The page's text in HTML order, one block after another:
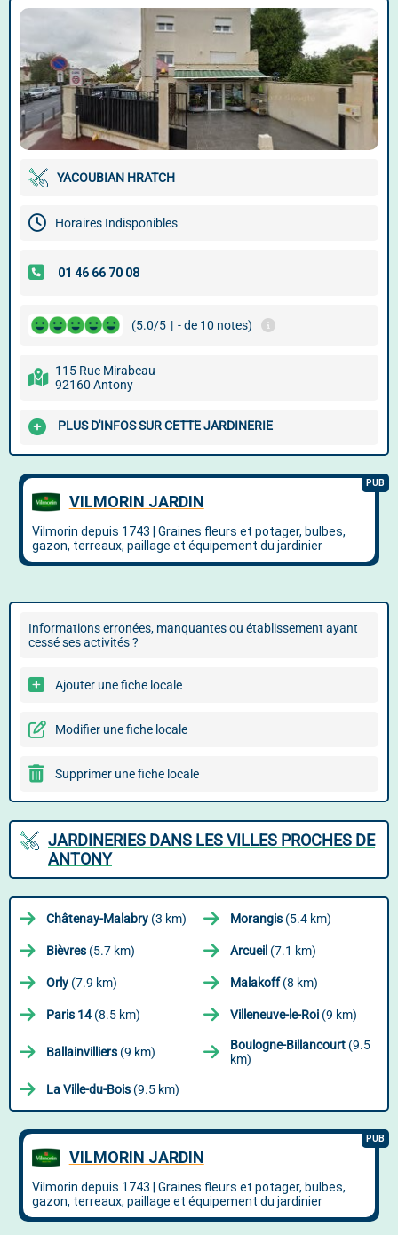
YACOUBIAN HRATCH
Horaires Indisponibles
(5.0/5 | - de 10 notes)
115 Rue Mirabeau
92160 Antony
PLUS D'INFOS SUR CETTE JARDINERIE
Informations erronées, manquantes ou établissement ayant
cessé ses activités ?
Ajouter une fiche locale
Modifier une fiche locale
Supprimer une fiche locale
JARDINERIES DANS LES VILLES PROCHES DE
ANTONY
Châtenay-Malabry (3 km) Morangis (5.4 km)
Bièvres (5.7 km) Arcueil (7.1 km)
Orly (7.9 km) Malakoff(8 km)
Paris 14(8.5 km) Villeneuve-le-Roi (9 km)
Ballainvilliers (9 km) Boulogne-Billancourt (9.5
km)
La Ville-du-Bois (9.5 km)